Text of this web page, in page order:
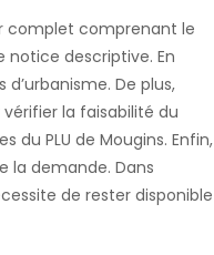
complet comprenant le
notice descriptive. En
De plus,
la faisabilité du
du PLU de Mougins. Enfin,
la demande. Dans
de rester disponible